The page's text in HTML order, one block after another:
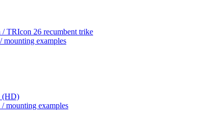
TRIcon 26 recumbent trike
mounting examples
(HD)
mounting examples